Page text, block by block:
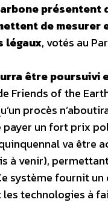
présentent
de mesurer
légaux, votés au
être poursuivi
Friends of the
procès
un fort prix
va être
à venir),
système fournit
les technologies à